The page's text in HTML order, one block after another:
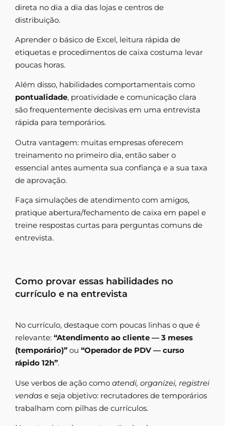
direta no dia a dia das lojas e centros de
distribuição.
Aprender o básico de Excel, leitura rápida de
etiquetas e procedimentos de caixa costuma levar
poucas horas.
Além disso, habilidades comportamentais como
pontualidade, proatividade e comunicação clara
são frequentemente decisivas em uma entrevista
rápida para temporários.
Outra vantagem: muitas empresas oferecem
treinamento no primeiro dia, então saber o
essencial antes aumenta sua confiança e a sua taxa
de aprovação.
Faça simulações de atendimento com amigos,
pratique abertura/fechamento de caixa em papel e
treine respostas curtas para perguntas comuns de
entrevista.
Como provar essas habilidades no
currículo e na entrevista
No currículo, destaque com poucas linhas o que é
relevante: “Atendimento ao cliente — 3 meses
(temporário)” ou “Operador de PDV — curso
rápido 12h”.
Use verbos de ação como atendi, organizei, registrei
vendas e seja objetivo: recrutadores de temporários
trabalham com pilhas de currículos.